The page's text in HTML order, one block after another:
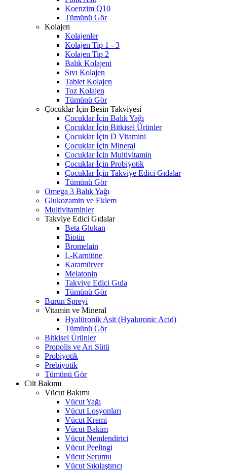
Koenzim Q10
Tümünü Gör
Kolajen
Kolajenler
Kolajen Tip 1 - 3
Kolajen Tip 2
Balık Kolajeni
Sıvı Kolajen
Tablet Kolajen
Toz Kolajen
Tümünü Gör
Çocuklar İçin Besin Takviyesi
Çocuklar İçin Balık Yağı
Çocuklar İçin Bitkisel Ürünler
Çocuklar İçin D Vitamini
Çocuklar İçin Mineral
Çocuklar İçin Multivitamin
Çocuklar İçin Probiyotik
Çocuklar İçin Takviye Edici Gıdalar
Tümünü Gör
Omega 3 Balık Yağı
Glukozamin ve Eklem
Multivitaminler
Takviye Edici Gıdalar
Beta Glukan
Biotin
Bromelain
L-Karnitine
Karamürver
Melatonin
Takviye Edici Gıda
Tümünü Gör
Burun Spreyi
Vitamin ve Mineral
Hyalüronik Asit (Hyaluronic Acid)
Tümünü Gör
Bitkisel Ürünler
Propolis ve Arı Sütü
Probiyotik
Prebiyotik
Tümünü Gör
Cilt Bakımı
Vücut Bakımı
Vücut Yağı
Vücut Losyonları
Vücut Kremi
Vücut Bakım
Vücut Nemlendirici
Vücut Peelingi
Vücut Serumu
Vücut Sıkılaştırıcı